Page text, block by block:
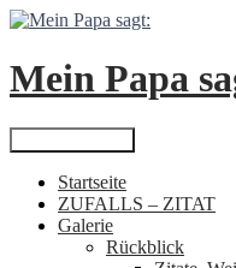
Zum
springen
Mein Papa
Suchen
Startseite
ZUFALLS – ZITAT
Galerie
Rückblick